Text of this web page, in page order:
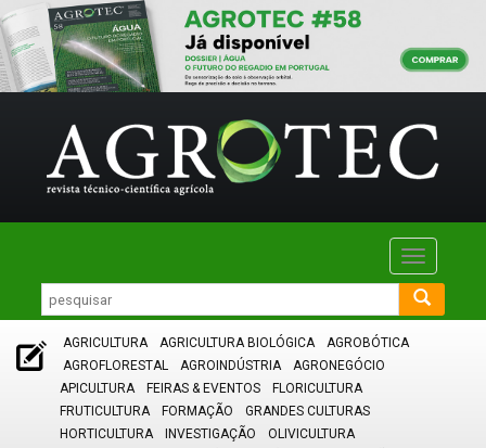
Toggle
AGRICULTURA AGRICULTURA BIOLÓGICA
AGROBÓTICA
AGROFLORESTAL
AGROINDÚSTRIA
AGRONEGÓCIO
APICULTURA
FEIRAS & EVENTOS
FLORICULTURA
FRUTICULTURA
FORMAÇÃO
GRANDES CULTURAS
HORTICULTURA
INVESTIGAÇÃO
OLIVICULTURA